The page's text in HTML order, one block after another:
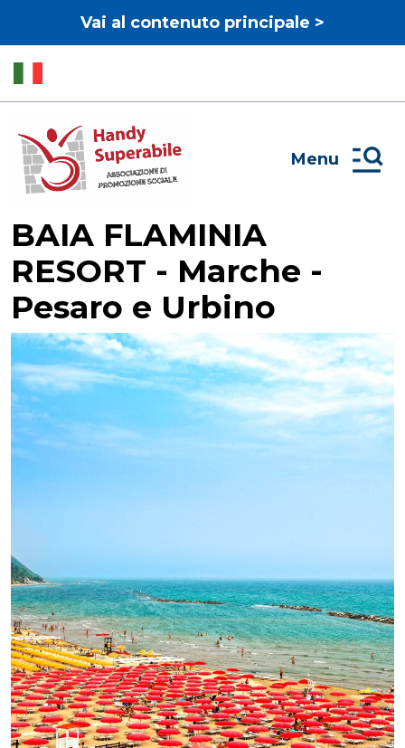
Vai al contenuto principale >
Menu
BAIA FLAMINIA
RESORT - Marche -
Pesaro e Urbino